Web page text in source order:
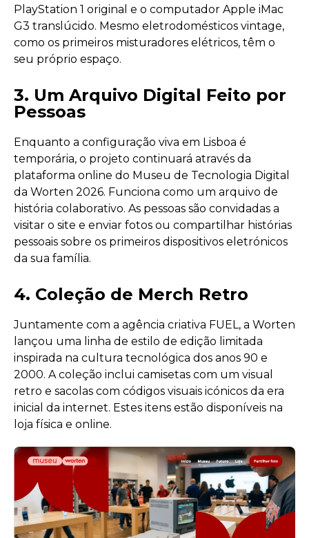
PlayStation 1 original e o computador Apple iMac
G3 translúcido. Mesmo eletrodomésticos vintage,
como os primeiros misturadores elétricos, têm o
seu próprio espaço.
3. Um Arquivo Digital Feito por
Pessoas
Enquanto a configuração viva em Lisboa é
temporária, o projeto continuará através da
plataforma online do Museu de Tecnologia Digital
da Worten 2026. Funciona como um arquivo de
história colaborativo. As pessoas são convidadas a
visitar o site e enviar fotos ou compartilhar histórias
pessoais sobre os primeiros dispositivos eletrónicos
da sua família.
4. Coleção de Merch Retro
Juntamente com a agência criativa FUEL, a Worten
lançou uma linha de estilo de edição limitada
inspirada na cultura tecnológica dos anos 90 e
2000. A coleção inclui camisetas com um visual
retro e sacolas com códigos visuais icónicos da era
inicial da internet. Estes itens estão disponíveis na
loja física e online.